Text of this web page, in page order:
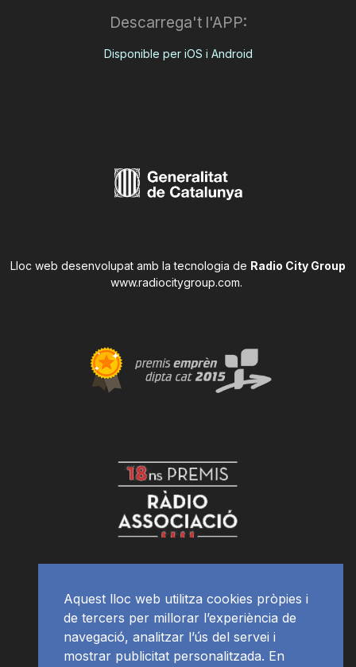
Descarrega't l'APP:
Disponible per iOS i Android
Lloc web desenvolupat amb la tecnologia de Radio City Group
www.radiocitygroup.com.
Aquest lloc web utilitza cookies pròpies i
de tercers per millorar l’experiència de
navegació, analitzar l’ús del servei i
mostrar publicitat personalitzada. En